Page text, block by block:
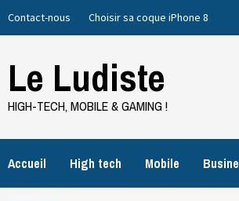
Contact-nous Choisir sa coque iPhone 8
Le Ludiste
HIGH-TECH, MOBILE & GAMING !
Accueil High tech Mobile